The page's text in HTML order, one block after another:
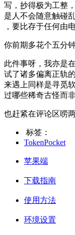
写，抄得极为工整
是人不会随意触碰
，要比存于任何由
你前期多花个五分
此件事呀，我亦是
试了诸多偏离正轨
来遇上同样是寻觅
过哪些稀奇古怪而
也赶紧在评论区唠
标签：
TokenPocket
苹果端
下载指南
使用方法
环境设置